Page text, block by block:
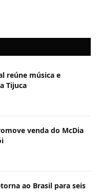
reúne música e
Tijuca
venda do McDia
ao Brasil para seis